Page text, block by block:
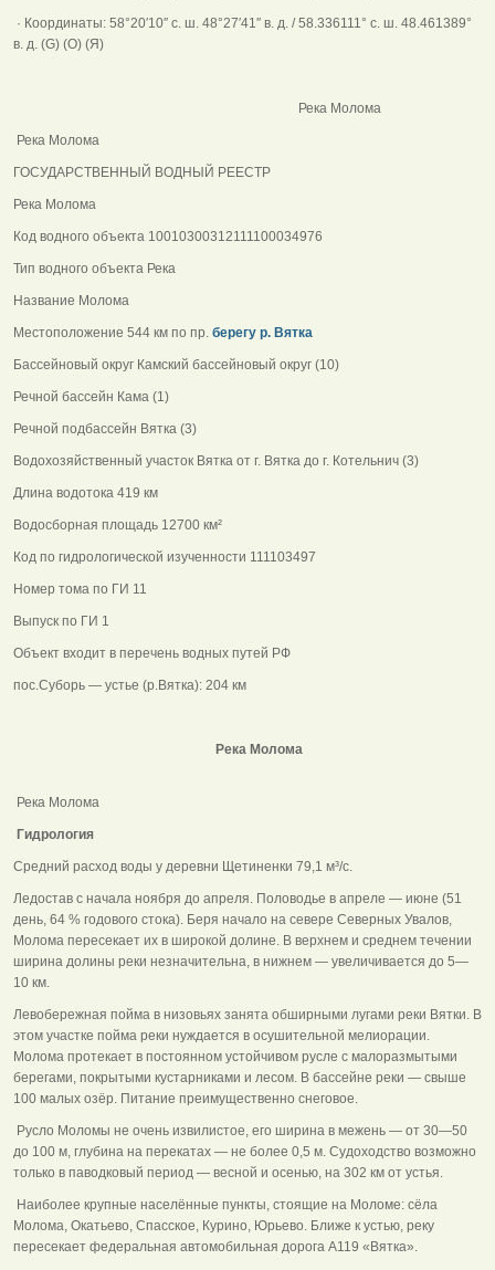
· Координаты: 58°20′10″ с. ш. 48°27′41″ в. д. / 58.336111° с. ш. 48.461389°
в. д. (G) (O) (Я)
Река Молома
Река Молома
ГОСУДАРСТВЕННЫЙ ВОДНЫЙ РЕЕСТР
Река Молома
Код водного объекта 10010300312111100034976
Тип водного объекта Река
Название Молома
Местоположение 544 км по пр. берегу р. Вятка
Бассейновый округ Камский бассейновый округ (10)
Речной бассейн Кама (1)
Речной подбассейн Вятка (3)
Водохозяйственный участок Вятка от г. Вятка до г. Котельнич (3)
Длина водотока 419 км
Водосборная площадь 12700 км²
Код по гидрологической изученности 111103497
Номер тома по ГИ 11
Выпуск по ГИ 1
Объект входит в перечень водных путей РФ
пос.Суборь — устье (р.Вятка): 204 км
Река Молома
Река Молома
Гидрология
Средний расход воды у деревни Щетиненки 79,1 м³/с.
Ледостав с начала ноября до апреля. Половодье в апреле — июне (51
день, 64 % годового стока). Беря начало на севере Северных Увалов,
Молома пересекает их в широкой долине. В верхнем и среднем течении
ширина долины реки незначительна, в нижнем — увеличивается до 5—
10 км.
Левобережная пойма в низовьях занята обширными лугами реки Вятки. В
этом участке пойма реки нуждается в осушительной мелиорации.
Молома протекает в постоянном устойчивом русле с малоразмытыми
берегами, покрытыми кустарниками и лесом. В бассейне реки — свыше
100 малых озёр. Питание преимущественно снеговое.
Русло Моломы не очень извилистое, его ширина в межень — от 30—50
до 100 м, глубина на перекатах — не более 0,5 м. Судоходство возможно
только в паводковый период — весной и осенью, на 302 км от устья.
Наиболее крупные населённые пункты, стоящие на Моломе: сёла
Молома, Окатьево, Спасское, Курино, Юрьево. Ближе к устью, реку
пересекает федеральная автомобильная дорога А119 «Вятка».